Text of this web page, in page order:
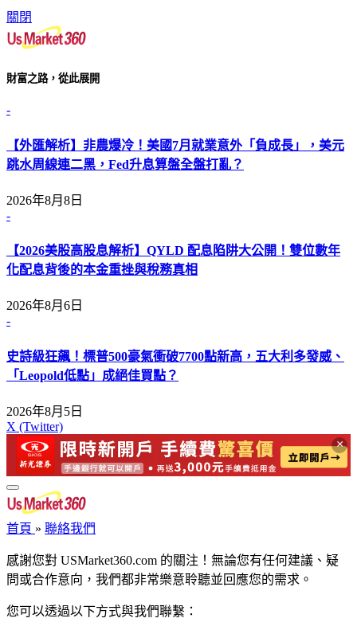
關閉
財富之路，從此展開
-
【外匯解析】非農爆冷！美國7月就業意外「負成長」，美元
跳水周線連二黑，Fed升息算盤全盤打亂？
2026年8月8日
-
【2026美股高股息解析】QYLD 配息陷阱大公開！雙位數年
化配息背後的本金重挫與稅務真相
2026年8月6日
-
史詩級狂飆！標普500豪氣衝破7700點新高，五大利多發威、
「Leopold低點」成絕佳買點？
2026年8月5日
X (Twitter)
×
首頁 » 聯絡我們
感謝您對 USMarket360.com 的關注！無論您有任何建議、疑
問或合作意向，我們都非常樂意聆聽並回應您的需求。
您可以透過以下方式與我們聯繫：